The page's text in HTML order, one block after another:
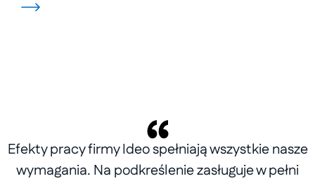
Efekty pracy firmy Ideo spełniają wszystkie nasze
wymagania. Na podkreślenie zasługuje w pełni